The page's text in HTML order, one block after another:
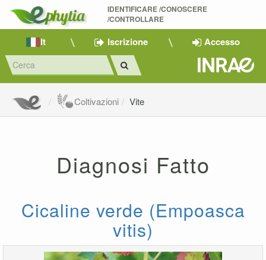
IDENTIFICARE /CONOSCERE
/CONTROLLARE
It Iscrizione Accesso
Coltivazioni Vite
Diagnosi Fatto
Cicaline verde (Empoasca
vitis)